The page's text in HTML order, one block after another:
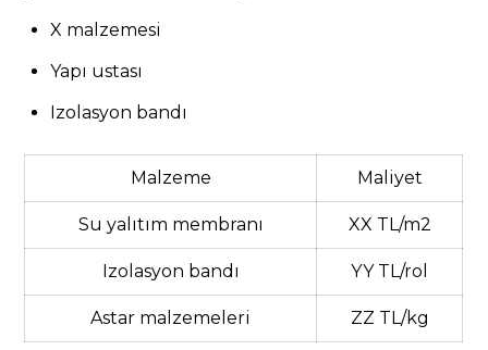
X malzemesi
Yapı ustası
Izolasyon bandı
Malzeme Maliyet
Su yalıtım membranı XX TL/m2
Izolasyon bandı YY TL/rol
Astar malzemeleri ZZ TL/kg